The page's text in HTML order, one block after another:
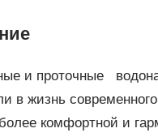
и проточные
в жизнь
комфортной и